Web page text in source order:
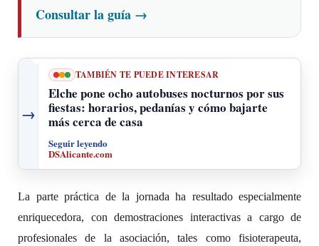
Consultar la guía →
→
TAMBIÉN TE PUEDE INTERESAR
Elche pone ocho autobuses nocturnos por sus
fiestas: horarios, pedanías y cómo bajarte
más cerca de casa
Seguir leyendo
DSAlicante.com
La parte práctica de la jornada ha resultado especialmente
enriquecedora, con demostraciones interactivas a cargo de
profesionales de la asociación, tales como fisioterapeuta,